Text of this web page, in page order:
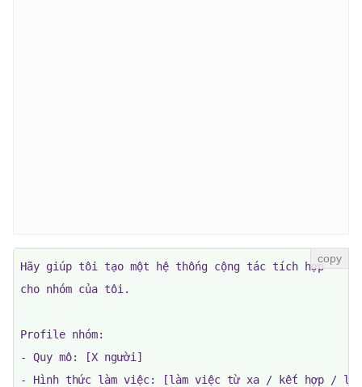
Hãy giúp tôi tạo một hệ thống cộng tác tích hợp
cho nhóm của tôi.
Profile nhóm:
- Quy mô: [X người]
- Hình thức làm việc: [làm việc từ xa / kết hợp /